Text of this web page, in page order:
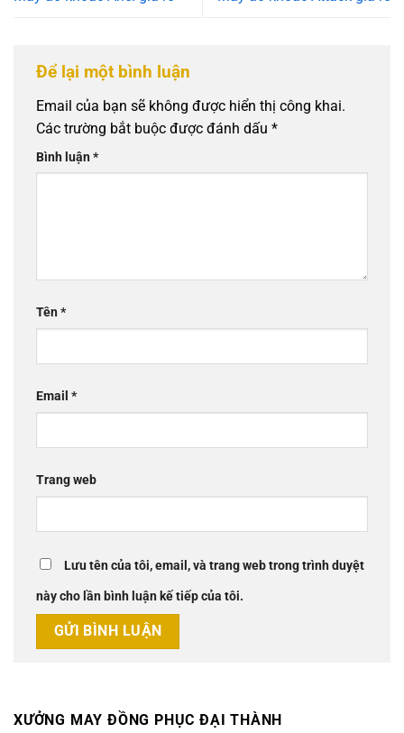
Để lại một bình luận
Email của bạn sẽ không được hiển thị công khai.
Các trường bắt buộc được đánh dấu *
Bình luận*
Tên*
Email *
Trang web
Lưu tên của tôi, email, và trang web trong trình duyệt
này cho lần bình luận kế tiếp của tôi.
XƯỞNG MAY ĐỒNG PHỤC ĐẠI THÀNH